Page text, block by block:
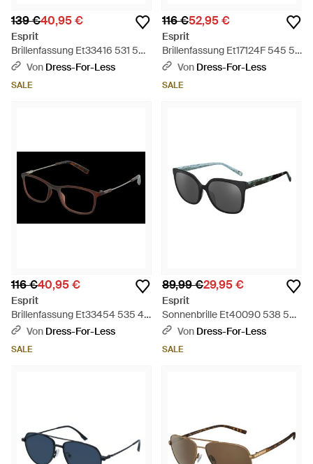
139 €40,95 €
Esprit
Brillenfassung Et33416 531 50 -
Schwarz
Von Dress-For-Less
SALE
116 €52,95 €
Esprit
Brillenfassung Et17124F 545 54
- Schwarz
Von Dress-For-Less
SALE
116 €40,95 €
Esprit
Brillenfassung Et33454 535 48
- Schwarz
Von Dress-For-Less
SALE
89,99 €29,95 €
Esprit
Sonnenbrille Et40090 538 55 -
Schwarz
Von Dress-For-Less
SALE